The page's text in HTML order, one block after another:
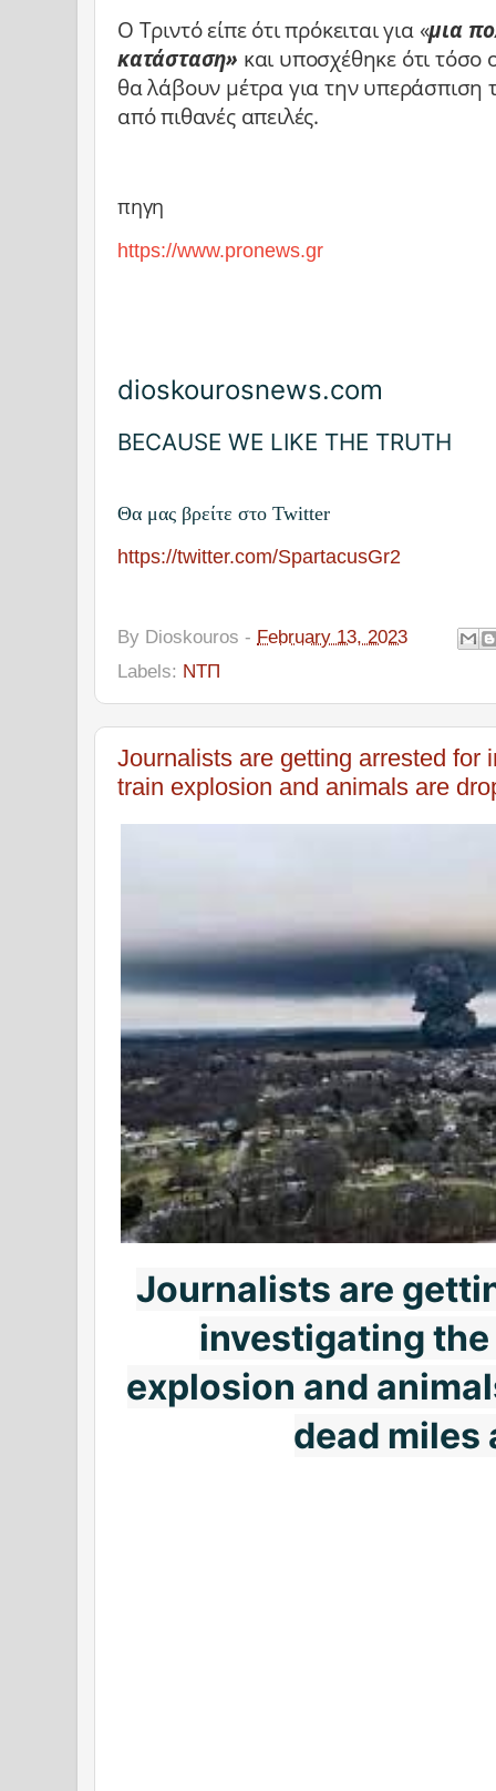
Ο Τριντό είπε ότι πρόκειται για «μια
κατάσταση» και υποσχέθηκε ότι
θα λάβουν μέτρα για την υπεράσπιση
από πιθανές απειλές.
πηγη
https://www.pronews.gr
dioskourosnews.com
BECAUSE WE LIKE THE TRUTH
Θα μας βρείτε στο Twitter
https://twitter.com/SpartacusGr2
By Dioskouros - February 13, 2023
Labels: ΝΤΠ
Journalists are getting arrested for
train explosion and animals are
Journalists are
investigating
explosion and
dead miles